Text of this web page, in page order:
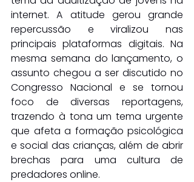
internet. A atitude gerou grande
repercussão e viralizou nas
principais plataformas digitais. Na
mesma semana do lançamento, o
assunto chegou a ser discutido no
Congresso Nacional e se tornou
foco de diversas reportagens,
trazendo à tona um tema urgente
que afeta a formação psicológica
e social das crianças, além de abrir
brechas para uma cultura de
predadores online.